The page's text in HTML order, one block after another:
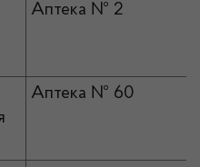
Аптека № 2
Аптека № 60